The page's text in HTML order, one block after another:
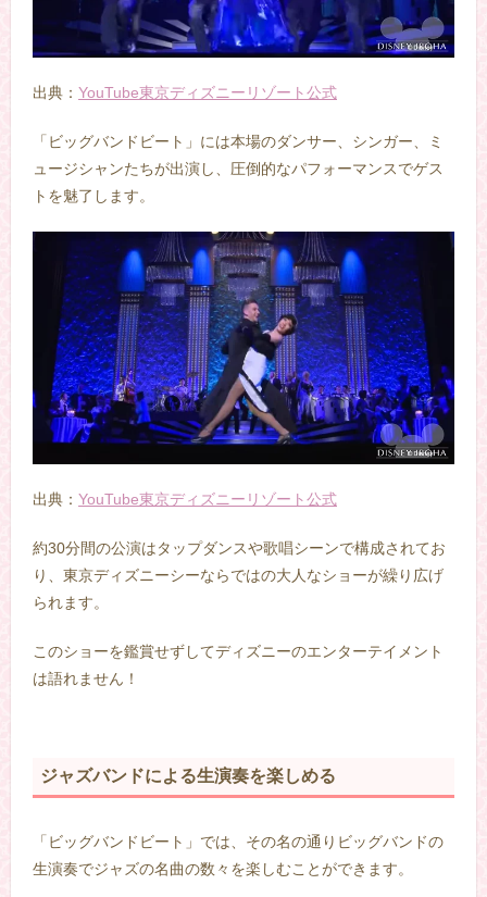
出典： YouTube東京ディズニーリゾート公式
「ビッグバンドビート」には本場のダンサー、シンガー、ミ
ュージシャンたちが出演し、圧倒的なパフォーマンスでゲス
トを魅了します。
出典： YouTube東京ディズニーリゾート公式
約30分間の公演はタップダンスや歌唱シーンで構成されてお
り、東京ディズニーシーならではの大人なショーが繰り広げ
られます。
このショーを鑑賞せずしてディズニーのエンターテイメント
は語れません！
ジャズバンドによる生演奏を楽しめる
「ビッグバンドビート」では、その名の通りビッグバンドの
生演奏でジャズの名曲の数々を楽しむことができます。